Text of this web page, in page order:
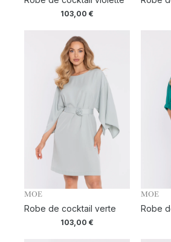
103,00€
MOE
Robe de cocktail verte
103,00€
MOE
Robe